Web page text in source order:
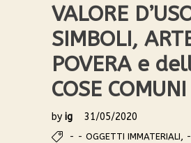
VALORE
SIMBOLI,
POVERA e
COSE COMUNI
by ig 31/05/2020
- - OGGETTI IMMATERIALI,